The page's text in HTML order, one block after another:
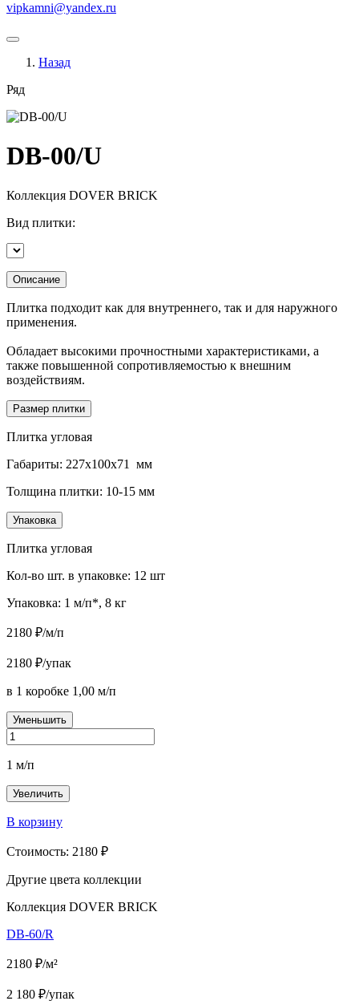
vipkamni@yandex.ru
Назад
Ряд
DB-00/U
Коллекция DOVER BRICK
Вид плитки:
Описание
Плитка подходит как для внутреннего, так и для наружного
применения.
Обладает высокими прочностными характеристиками, а
также повышенной сопротивляемостью к внешним
воздействиям.
Размер плитки
Плитка угловая
Габариты: 227х100х71 мм
Толщина плитки: 10-15 мм
Упаковка
Плитка угловая
Кол-во шт. в упаковке: 12 шт
Упаковка: 1 м/п*, 8 кг
2180 ₽/м/п
2180 ₽/упак
в 1 коробке 1,00 м/п
Уменьшить
1 м/п
Увеличить
В корзину
Стоимость: 2180 ₽
Другие цвета коллекции
Коллекция DOVER BRICK
DB-60/R
2180 ₽/м²
2 180 ₽/упак